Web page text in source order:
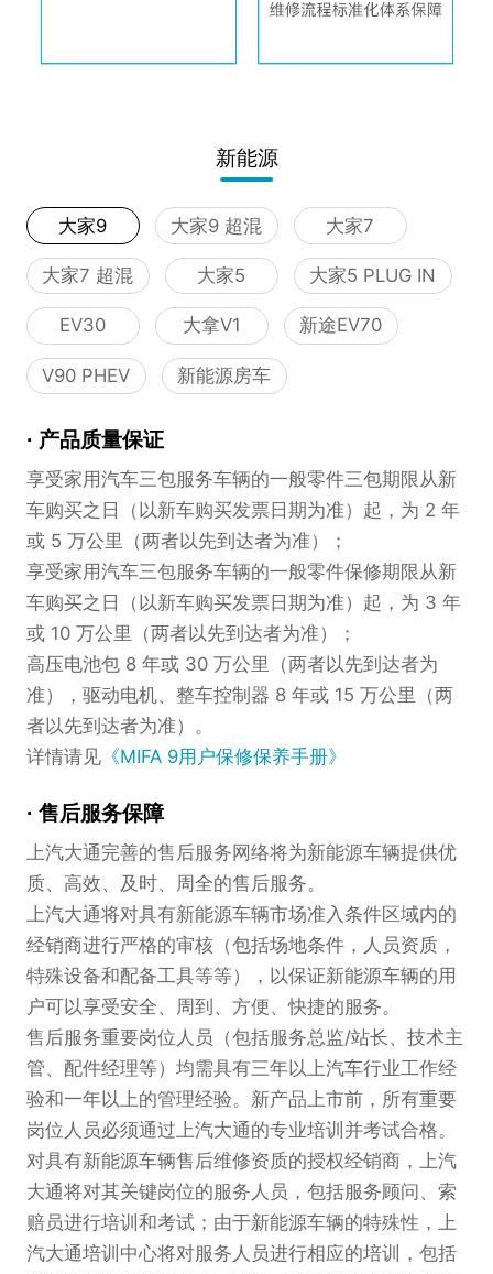
新能源
大家9 大家9 超混 大家7
大家7 超混 大家5 大家5 PLUG IN
EV30 大拿V1 新途EV70
V90 PHEV 新能源房车
产品质量保证
享受家用汽车三包服务车辆的一般零件三包期限从新
车购买之日（以新车购买发票日期为准）起，为 2 年
或 5 万公里（两者以先到达者为准）；
享受家用汽车三包服务车辆的一般零件保修期限从新
车购买之日（以新车购买发票日期为准）起，为 3 年
或 10 万公里（两者以先到达者为准）；
高压电池包 8 年或 30 万公里（两者以先到达者为
准），驱动电机、整车控制器 8 年或 15 万公里（两
者以先到达者为准）。
详情请见《MIFA 9用户保修保养手册》
售后服务保障
上汽大通完善的售后服务网络将为新能源车辆提供优
质、高效、及时、周全的售后服务。
上汽大通将对具有新能源车辆市场准入条件区域内的
经销商进行严格的审核（包括场地条件，人员资质，
特殊设备和配备工具等等），以保证新能源车辆的用
户可以享受安全、周到、方便、快捷的服务。
售后服务重要岗位人员（包括服务总监/站长、技术主
管、配件经理等）均需具有三年以上汽车行业工作经
验和一年以上的管理经验。新产品上市前，所有重要
岗位人员必须通过上汽大通的专业培训并考试合格。
对具有新能源车辆售后维修资质的授权经销商，上汽
大通将对其关键岗位的服务人员，包括服务顾问、索
赔员进行培训和考试；由于新能源车辆的特殊性，上
汽大通培训中心将对服务人员进行相应的培训，包括